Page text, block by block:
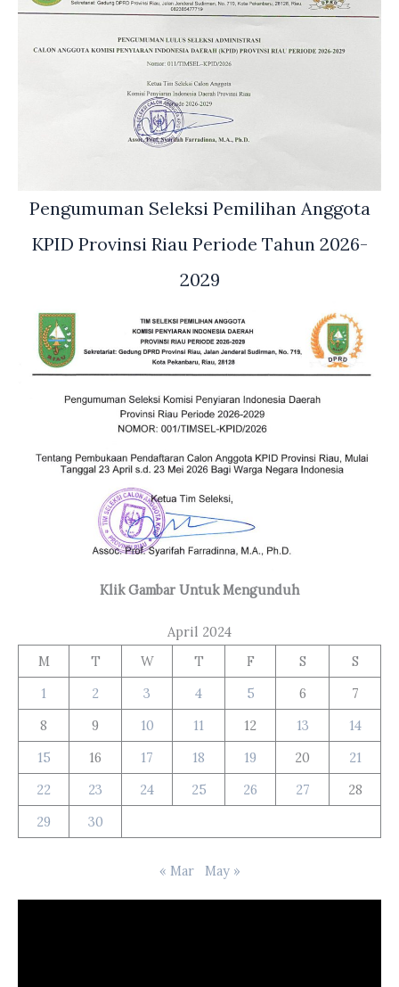
Pengumuman Seleksi Pemilihan Anggota
KPID Provinsi Riau Periode Tahun 2026-
2029
Klik Gambar Untuk Mengunduh
April 2024
M
T W T F S
S
1
2 3 4 5 6
7
8
9 10 11 12 13
14
15
16 17 18 19 20
21
22
23 24 25 26 27
28
29
30
« Mar May »